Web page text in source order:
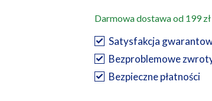
podwójny
czarny
mat
Simon10
Darmowa dostawa od 199 zł
Satysfakcja
Bezproblemowe
Bezpieczne płatności